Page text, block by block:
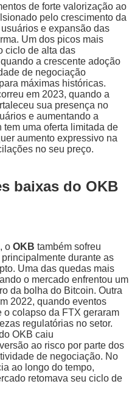
de forte valorização ao
pelo crescimento da
e expansão das
Um dos picos mais
ciclo de alta das
a crescente adoção
de negociação
máximas históricas.
em 2023, quando a
sua presença no
e aumentando a
uma oferta limitada de
aumento expressivo na
no seu preço.
baixas do OKB
o OKB também sofreu
durante as
Uma das quedas mais
o mercado enfrentou um
da bolha do Bitcoin. Outra
2022, quando eventos
o colapso da FTX geraram
regulatórias no setor.
OKB caiu
ao risco por parte dos
de negociação. No
ao longo do tempo,
retomava seu ciclo de